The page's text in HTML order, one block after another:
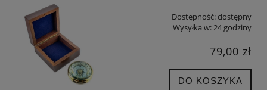
Dostępność:dostępny
Wysyłka w:24 godziny
79,00 zł
DO KOSZYKA